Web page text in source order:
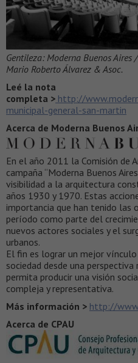
Gentileza: Moderna Buenos
Mario Roberto Álvarez & Asoc.
Leé la nota
completa > http://
municipal-general-san-martin
Acerca de Moderna Buenos
En el año 2011 la Comisión de
campaña “Moderna Buenos
visibilidad a la arquitectura
años 1930 y 1970. Estas
importancia que han tenido las
período como parte del
nuevos actores sociales y el
urbanos.
El fin es lograr un mejor
sociedad desde una
permita producir una visión
compleja y representativa.
Más información > http://
Acerca de CPAU